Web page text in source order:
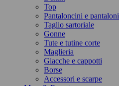
Top
Pantaloncini e pantaloni
Taglio sartoriale
Gonne
Tute e tutine corte
Maglieria
Giacche e cappotti
Borse
Accessori e scarpe